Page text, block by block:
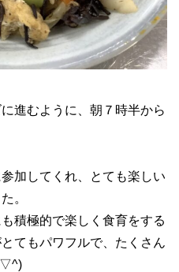
進むように、朝７時半から
加してくれ、とても楽しい
。
積極的で楽しく食育をする
てもパワフルで、たくさん